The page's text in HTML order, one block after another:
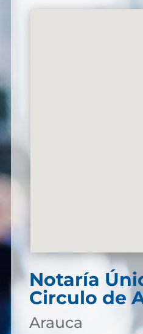
Notaría
Circulo de
Arauca